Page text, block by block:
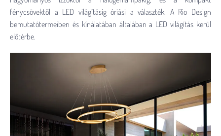
fénycsövektől a LED világításig óriási a választék. A Rio Design
bemutatótermeiben és kínálatában általában a LED világítás kerül
előtérbe.